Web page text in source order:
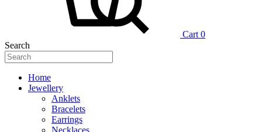
Cart 0
Search
Home
Jewellery
Anklets
Bracelets
Earrings
Necklaces